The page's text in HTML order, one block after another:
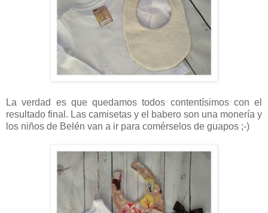
La verdad es que quedamos todos contentísimos con el
resultado final. Las camisetas y el babero son una monería y
los niños de Belén van a ir para comérselos de guapos ;-)